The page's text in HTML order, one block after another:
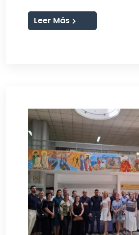
Leer Más